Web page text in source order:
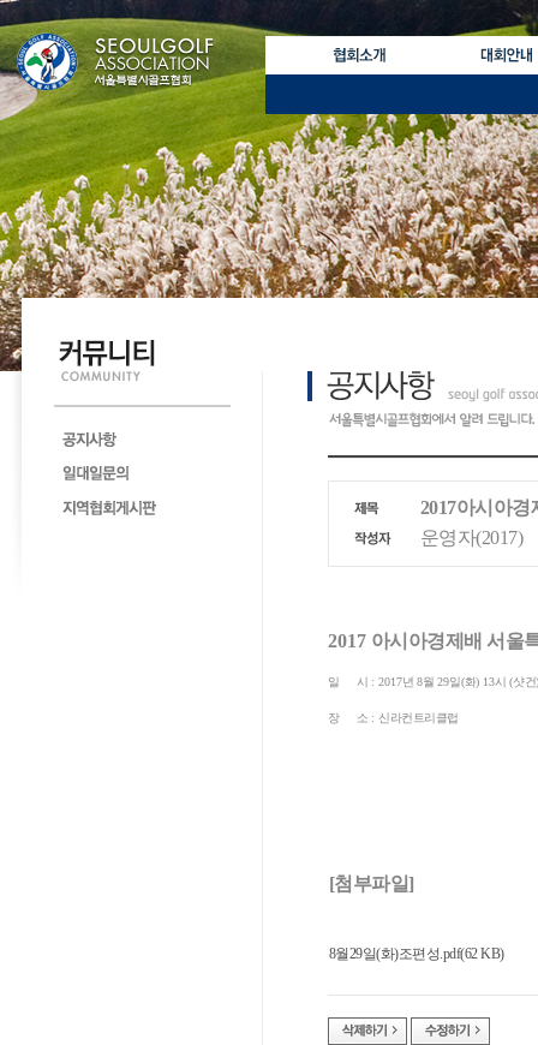
2017아시아
운영자(2017)
2017 아시아경제배 서울
일 시 : 2017년8월29일(화) 13시(샷건
장 소 :신라컨트리클럽
[첨부파일]
8월29일(화)조편성.pdf(62 KB)